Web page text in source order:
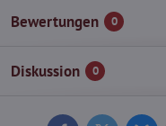
Bewertungen 0
Diskussion 0